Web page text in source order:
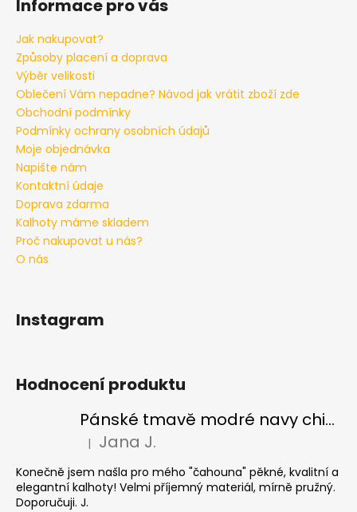
Informace pro vás
Jak nakupovat?
Způsoby placení a doprava
Výběr velikosti
Oblečení Vám nepadne? Návod jak vrátit zboží zde
Obchodní podmínky
Podmínky ochrany osobních údajů
Moje objednávka
Napište nám
Kontaktní údaje
Doprava zdarma
Kalhoty máme skladem
Proč nakupovat u nás?
O nás
Instagram
Hodnocení produktu
Pánské tmavě modré navy chinos Ed Baxter, prodloužené
Hodnocení produktu je 5 z 5 hvězdiček.
| Jana J.
Konečně jsem našla pro mého "čahouna" pěkné, kvalitní a
elegantní kalhoty! Velmi příjemný materiál, mírně pružný.
Doporučuji. J.